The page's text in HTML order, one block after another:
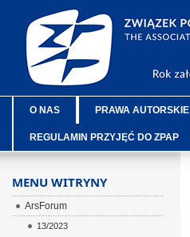
O NAS PRAWA AUTORSKIE
REGULAMIN PRZYJĘĆ DO ZPAP
MENU WITRYNY
ArsForum
13/2023